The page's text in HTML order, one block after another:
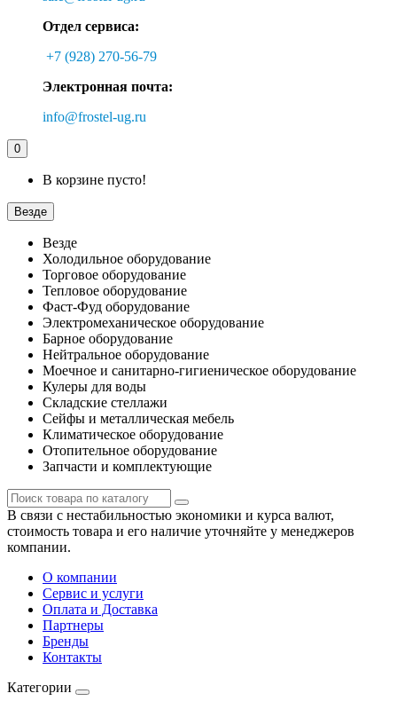
Отдел сервиса:
+7 (928) 270-56-79
Электронная почта:
info@frostel-ug.ru
0
В корзине пусто!
Везде
Везде
Холодильное оборудование
Торговое оборудование
Тепловое оборудование
Фаст-Фуд оборудование
Электромеханическое оборудование
Барное оборудование
Нейтральное оборудование
Моечное и санитарно-гигиеническое оборудование
Кулеры для воды
Складские стеллажи
Сейфы и металлическая мебель
Климатическое оборудование
Отопительное оборудование
Запчасти и комплектующие
В связи с нестабильностью экономики и курса валют,
стоимость товара и его наличие уточняйте у менеджеров
компании.
О компании
Сервис и услуги
Оплата и Доставка
Партнеры
Бренды
Контакты
Категории